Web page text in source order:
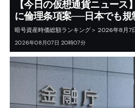
【今日の仮想通貨ニュース
に倫理条項案──日本でも規
暗号資産時価総額ランキング＞ 2026年8月7
2026年08月07日 20時07分